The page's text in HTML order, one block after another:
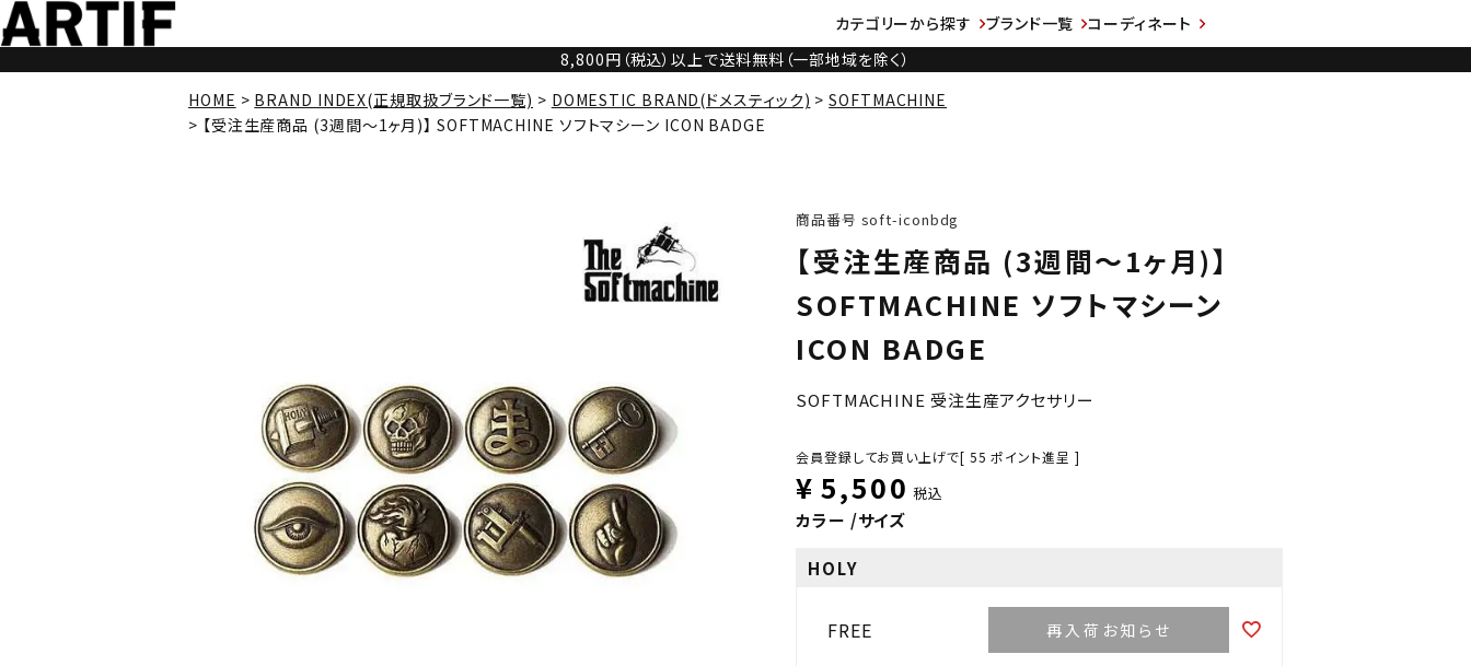
カテゴリーから探す ブランド一覧
コーディネート
8,800円（税込）以上で送料無料（一部地域を除く）
HOME
BRAND INDEX(正規取扱ブランド一覧) DOMESTIC BRAND(ドメスティック)
SOFTMACHINE
【受注生産商品 (3週間～1ヶ月)】 SOFTMACHINE ソフトマシーン ICON BADGE
商品番号 soft-iconbdg
【受注生産商品 (3週間～1ヶ月)】
SOFTMACHINE ソフトマシーン
ICON BADGE
SOFTMACHINE 受注生産アクセサリー
会員登録してお買い上げで[ 55 ポイント進呈 ]
¥ 5,500 税込
カラー サイズ
HOLY
FREE 再入荷お知らせ